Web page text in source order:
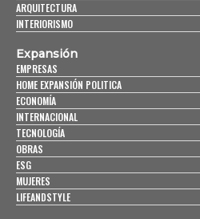
ARQUITECTURA
INTERIORISMO
Expansión
EMPRESAS
HOME EXPANSIÓN POLITICA
ECONOMÍA
INTERNACIONAL
TECNOLOGÍA
OBRAS
ESG
MUJERES
LIFEANDSTYLE